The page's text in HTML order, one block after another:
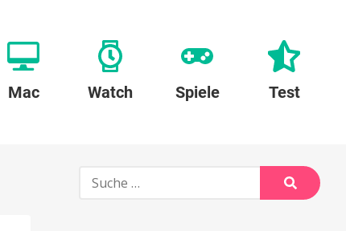
Mac Watch Spiele Test
Suche
Suche